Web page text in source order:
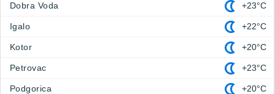
Dobra Voda +23°C
Igalo +22°C
Kotor +20°C
Petrovac +23°C
Podgorica +20°C